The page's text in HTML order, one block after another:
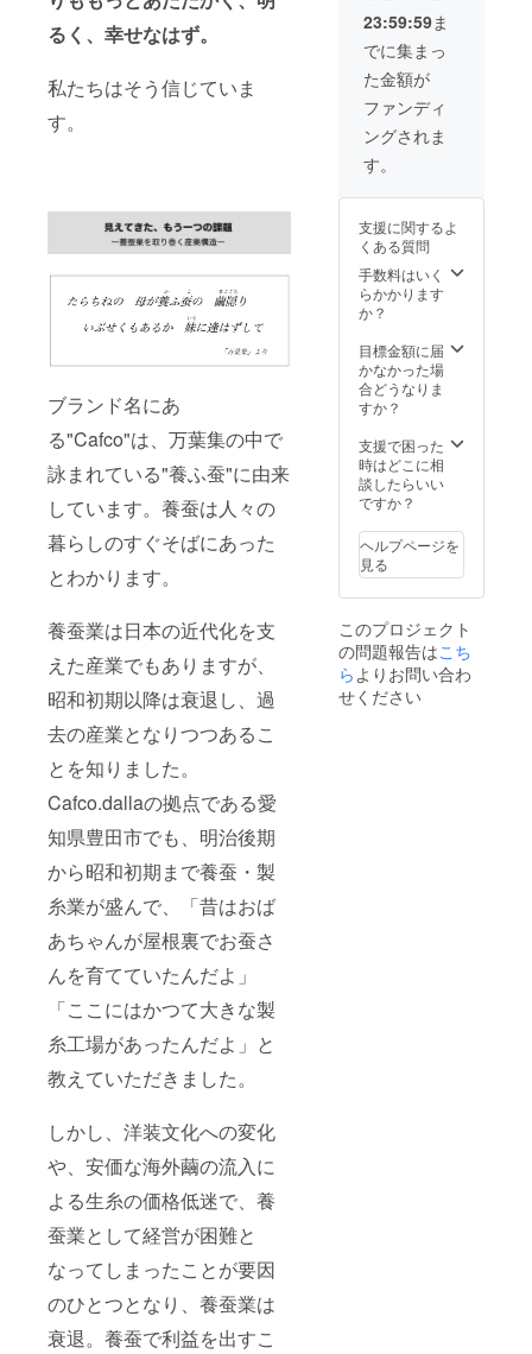
るく、幸せなはず。
私たちはそう信じていま
す。
ブランド名にあ
る"Cafco"は、万葉集の中で
詠まれている"養ふ蚕"に由来
しています。養蚕は人々の
暮らしのすぐそばにあった
とわかります。
養蚕業は日本の近代化を支
えた産業でもありますが、
昭和初期以降は衰退し、過
去の産業となりつつあるこ
とを知りました。
Cafco.dallaの拠点である愛
知県豊田市でも、明治後期
から昭和初期まで養蚕・製
糸業が盛んで、「昔はおば
あちゃんが屋根裏でお蚕さ
んを育てていたんだよ」
「ここにはかつて大きな製
糸工場があったんだよ」と
教えていただきました。
しかし、洋装文化への変化
や、安価な海外繭の流入に
よる生糸の価格低迷で、養
蚕業として経営が困難と
なってしまったことが要因
のひとつとなり、養蚕業は
衰退。養蚕で利益を出すこ
@cafco
dalla.co
m LINE
アカウ
ID：
@886x
バーシ
ブルデ
ザイ
ン） 素
材：シ
ルク
100%
（緯糸
クを使
用） 生
産国：
日本 ■
モニ
ターの
載写真
と実際
の色が
ござい
ます。
■ドライ
クリー
を推奨
ます。
■ シル
クの特
性上、
摩擦・
こすれ
による
でも合
わせや
すく、
リボン
結び、
ネクタ
イ結び
様々に
楽しめ
ます。
サイ
ズ：約
152cm
（白×黒
のリ
バーシ
ン） 素
材：シ
ルク
100%
黒に豊
田シル
クを使
用） 生
日本 ■
モニ
ターの
都合
メロウ
巻を採
用し、
黒縁が
良いア
クセン
トに。
サイ
×約
素材：
シルク
100%
（緯糸
クを使
用） 生
産国：
ターの
都合
上、掲
載写真
の色が
異なる
場合が
ござい
■ドライ
クリー
ニング
を推奨
してい
りとし
た厚
み・は
りがあ
りま
す。保
温性に
の良さ
した、
シルク
100%の
ぜいた
くなス
です。
縫製は
メロウ
巻を採
黒縁が
良いア
クセン
トに。
ズ：約
160cm
×約
21cm
シルク
100%
（緯糸
黒に豊
田シル
23:59:59ま
でに集まっ
た金額が
ファンディ
ングされま
す。
支援に関するよ
くある質問
手数料はいく
らかかります
か？
目標金額に届
かなかった場
合どうなりま
すか？
支援で困った
時はどこに相
談したらいい
ですか？
ヘルプページを
見る
このプロジェクト
の問題報告はこち
ら よりお問い合わ
せください